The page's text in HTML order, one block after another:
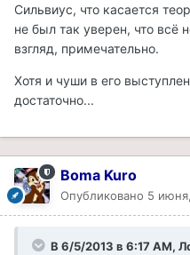
Сильвиус, что касается
не был так уверен, что всё
взгляд, примечательно.
Хотя и чуши в его
достаточно...
Boma Kuro
Опубликовано 5
В 6/5/2013 в 6:17 AM,